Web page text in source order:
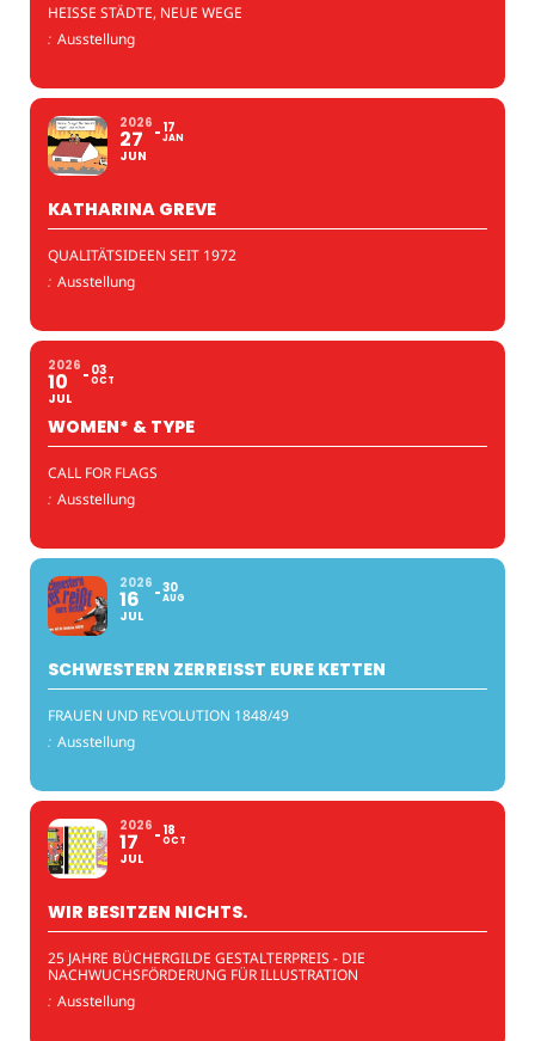
HEISSE STÄDTE, NEUE WEGE
: Ausstellung
2026
27
JUN
17
JAN
KATHARINA GREVE
QUALITÄTSIDEEN SEIT 1972
: Ausstellung
2026
10
JUL
03
OCT
WOMEN* & TYPE
CALL FOR FLAGS
: Ausstellung
2026
16
JUL
30
AUG
SCHWESTERN ZERREISST EURE KETTEN
FRAUEN UND REVOLUTION 1848/49
: Ausstellung
2026
17
JUL
18
OCT
WIR BESITZEN NICHTS.
25 JAHRE BÜCHERGILDE GESTALTERPREIS - DIE
NACHWUCHSFÖRDERUNG FÜR ILLUSTRATION
: Ausstellung